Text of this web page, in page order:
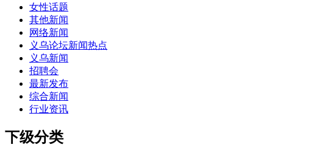
女性话题
其他新闻
网络新闻
义乌论坛新闻热点
义乌新闻
招聘会
最新发布
综合新闻
行业资讯
下级分类